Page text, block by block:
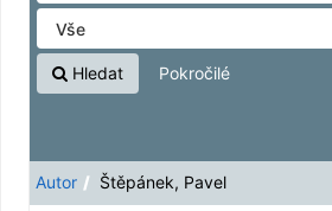
Hledat Pokročilé
Autor Štěpánek, Pavel